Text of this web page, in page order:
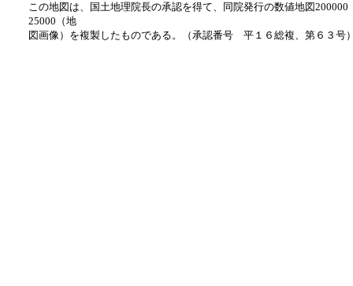
この地図は、国土地理院長の承認を得て、同院発行の数値地図
25000（地
図画像）を複製したものである。（承認番号 平１６総複、第６３号